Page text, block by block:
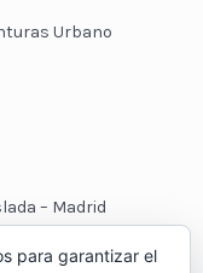
Urbano
– Madrid
para garantizar el